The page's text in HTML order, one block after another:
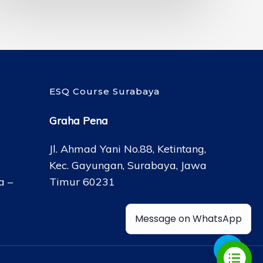
Share
–
ESQ Course Surabaya
Graha Pena
Jl. Ahmad Yani No.88, Ketintang,
Kec. Gayungan, Surabaya, Jawa
Timur 60231
Message on WhatsApp